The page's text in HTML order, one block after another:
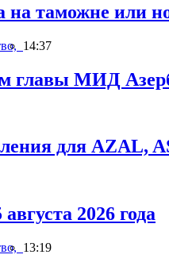
на таможне или
14:37
главы МИД
для AZAL,
2026 года
13:19